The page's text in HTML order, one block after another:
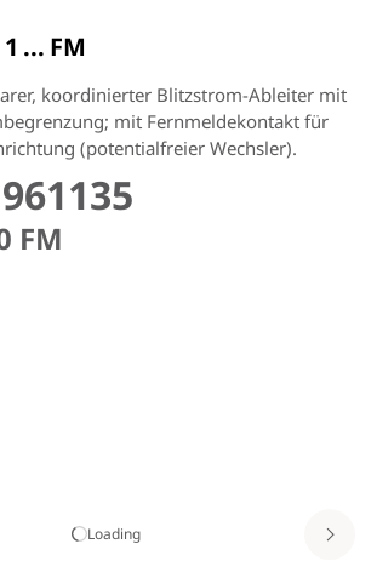
... FM
koordinierter Blitzstrom-Ableiter mit
mit Fernmeldekontakt für
(potentialfreier Wechsler).
FM
Loading